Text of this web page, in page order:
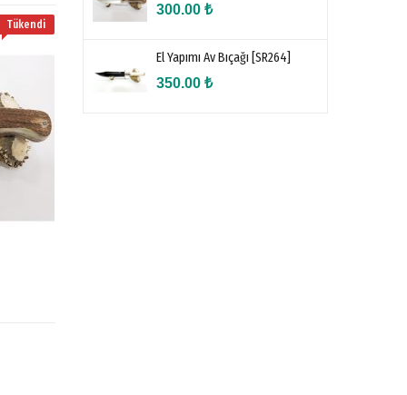
Tükendi
300.00 ₺
El Yapımı Av Bıçağı [SR264]
350.00 ₺